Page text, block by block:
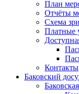
План
Отчёты
Схема
Платные
Контакты
Баковский